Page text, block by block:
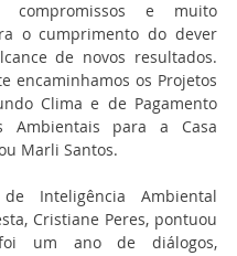
compromissos e muito
o cumprimento do dever
de novos resultados.
encaminhamos os Projetos
Clima e de Pagamento
Ambientais para a Casa
Marli Santos.
Inteligência Ambiental
Cristiane Peres, pontuou
um ano de diálogos,